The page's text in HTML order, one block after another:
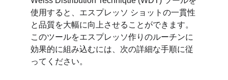
使用すると、エスプレッソ ショットの一貫性
と品質を大幅に向上させることができます。
このツールをエスプレッソ作りのルーチンに
効果的に組み込むには、次の詳細な手順に従
ってください。